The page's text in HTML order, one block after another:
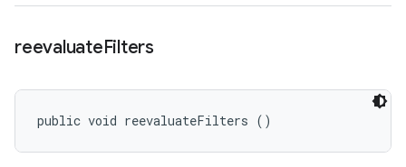
reevaluateFilters
public void reevaluateFilters ()